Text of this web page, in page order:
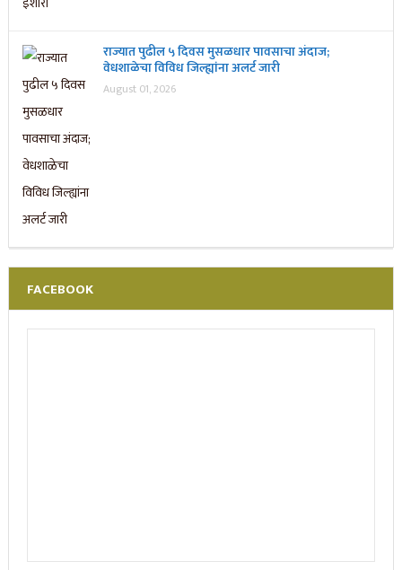
राज्यात पुढील ५ दिवस मुसळधार पावसाचा अंदाज;
वेधशाळेचा विविध जिल्ह्यांना अलर्ट जारी
August 01, 2026
FACEBOOK